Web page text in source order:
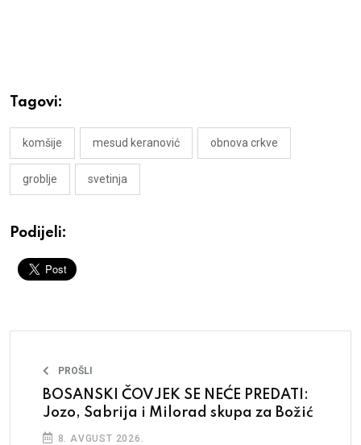
Tagovi:
komšije mesud keranović obnova crkve
groblje svetinja
Podijeli:
PROŠLI
BOSANSKI ČOVJEK SE NEĆE PREDATI:
Jozo, Sabrija i Milorad skupa za Božić
8. AVGUST 2026.